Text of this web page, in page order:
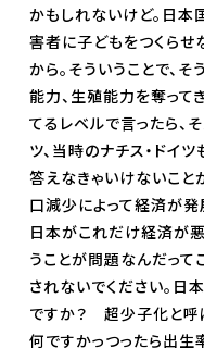
かもしれないけど。日本
害者に子どもをつくら
から。そういうことで、
能力、生殖能力を奪って
てるレベルで言ったら、
ツ、当時のナチス・ドイ
答えなきゃいけないこと
口減少によって経済が発
日本がこれだけ経済が
うことが問題なんだって
されないでください。日
ですか？ 超少子化と呼
何ですかっつったら出生